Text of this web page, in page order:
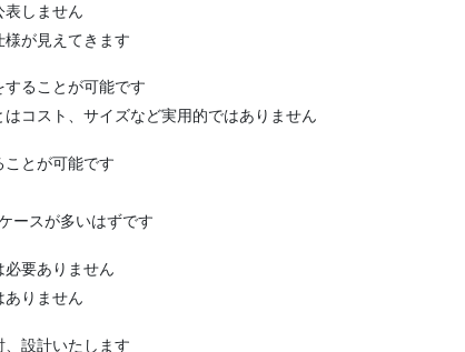
表しません
が見えてきます
ることが可能です
コスト、サイズなど実用的ではありません
ことが可能です
ースが多いはずです
要ありません
ありません
設計いたします